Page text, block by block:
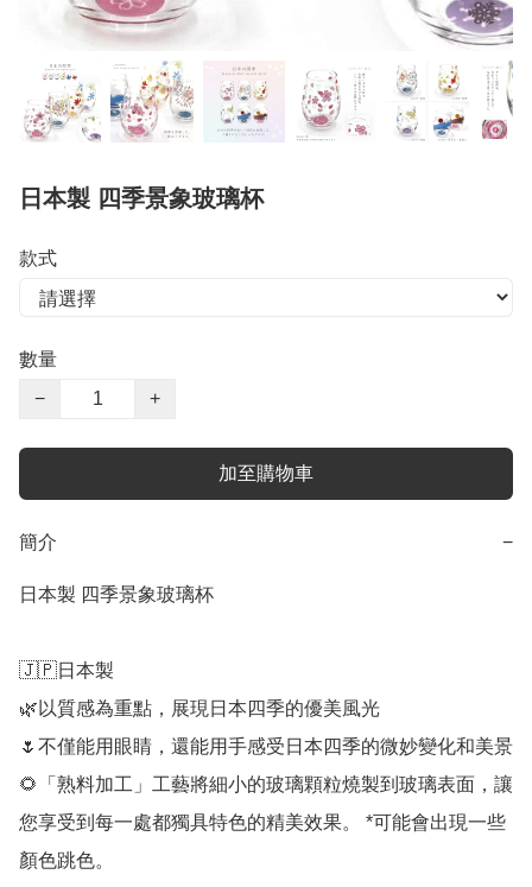
日本製 四季景象玻璃杯
款式
數量
−
+
加至購物車
簡介 −
日本製 四季景象玻璃杯
🇯🇵日本製
🌿以質感為重點，展現日本四季的優美風光
🌷不僅能用眼睛，還能用手感受日本四季的微妙變化和美景
🌻「熟料加工」工藝將細小的玻璃顆粒燒製到玻璃表面，讓
您享受到每一處都獨具特色的精美效果。 *可能會出現一些
顏色跳色。